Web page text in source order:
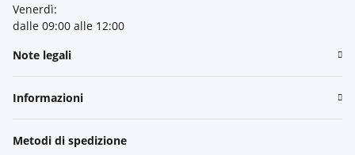
Venerdì:
dalle 09:00 alle 12:00
Note legali
Informazioni
Metodi di spedizione